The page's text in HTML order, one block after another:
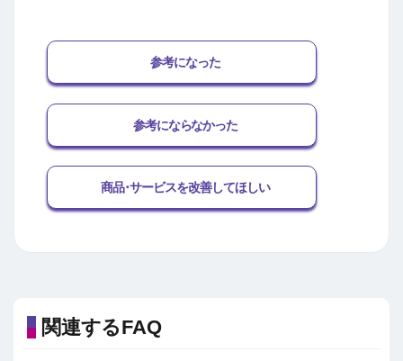
参考になった
参考にならなかった
商品･サービスを改善してほしい
関連するFAQ